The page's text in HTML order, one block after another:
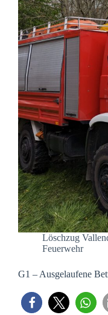
Löschzug
Feuerwehr
G1 – Ausgelaufene